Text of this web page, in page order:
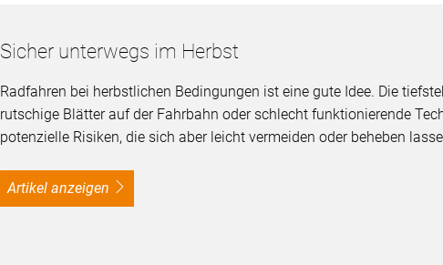
Sicher unterwegs im Herbst
Radfahren bei herbstlichen Bedingungen ist eine gute Idee. Die
rutschige Blätter auf der Fahrbahn oder schlecht funktionierende
potenzielle Risiken, die sich aber leicht vermeiden oder beheben
Artikel anzeigen